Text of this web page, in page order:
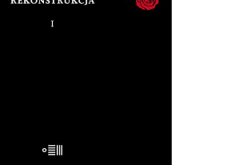
BOOK DO KOSZYKA
przed laty: „Kto
uważnie czyta, ten wie”.